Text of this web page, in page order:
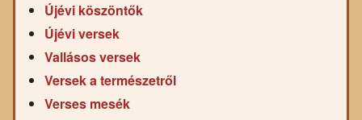
Újévi köszöntők
Újévi versek
Vallásos versek
Versek a természetről
Verses mesék